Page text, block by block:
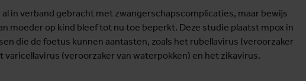
in verband gebracht met zwangerschapscomplicaties, maar bewijs
moeder op kind bleef tot nu toe beperkt. Deze studie plaatst mpox in
die de foetus kunnen aantasten, zoals het rubellavirus (veroorzaker
varicellavirus (veroorzaker van waterpokken) en het zikavirus.